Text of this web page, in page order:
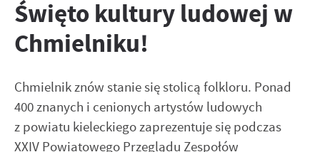
Święto kultury ludowej w
Chmielniku!
Chmielnik znów stanie się stolicą folkloru. Ponad
400 znanych i cenionych artystów ludowych
z powiatu kieleckiego zaprezentuje się podczas
XXIV Powiatowego Przeglądu Zespołów
Zapoznaj się zPOLITYKĄ PRYWATNOŚCI I PLIKÓW COOKIES.
zapamiętanie wprowadzonych przez Ciebie ustawień oraz
personalizację określonych funkcjonalności czy prezentowanych
treści.
Dzięki tym plikom cookies możemy zapewnić Ci większy komfort
dopasowanie jej do Twoich indywidualnych preferencji.
Wyrażenie zgody na funkcjonalne i personalizacyjne pliki cookies
gwarantuje dostępność większej ilości funkcji na stronie.
Analityczne
Analityczne pliki cookies pomagają nam rozwijać się i
dostosowywać do Twoich potrzeb.